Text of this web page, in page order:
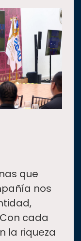
que
nos
cada
la riqueza